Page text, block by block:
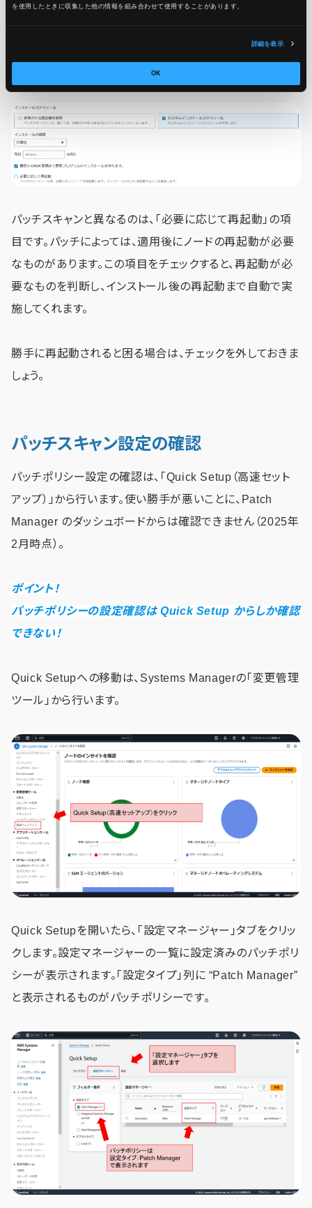
を使用したときに収集した他の情報を組み合わせて使用​​することがあります。
詳細を表示
OK
「日単位」か「カスタムCRON式」のどちらかを指定できま
パッチスキャンと異なるのは、「必要に応じて再起動」の項
目です。パッチによっては、適用後にノードの再起動が必要
なものがあります。この項目をチェックすると、再起動が必
要なものを判断し、インストール後の再起動まで自動で実
施してくれます。
勝手に再起動されると困る場合は、チェックを外しておきま
しょう。
パッチスキャン設定の確認
パッチポリシー設定の確認は、「Quick Setup（高速セット
アップ）」から行います。使い勝手が悪いことに、Patch
Manager のダッシュボードからは確認できません（2025年
2月時点）。
ポイント！
パッチポリシーの設定確認は Quick Setup からしか確認
できない！
Quick Setupへの移動は、Systems Managerの「変更管理
ツール」から行います。
Quick Setupを開いたら、「設定マネージャー」タブをクリッ
クします。設定マネージャーの一覧に設定済みのパッチポリ
シーが表示されます。「設定タイプ」列に “Patch Manager”
と表示されるものがパッチポリシーです。